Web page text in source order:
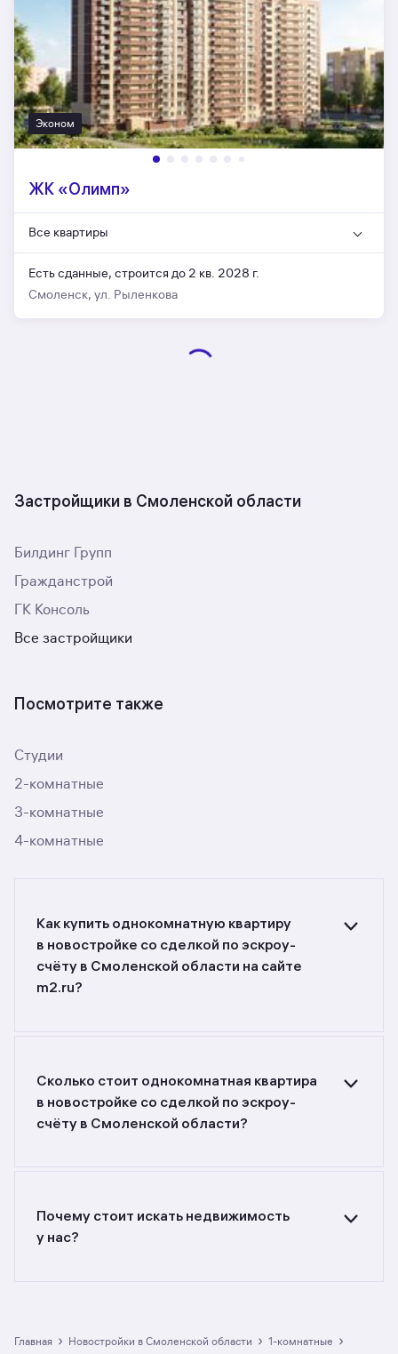
Эконом
ЖК «Олимп»
Все квартиры
Есть сданные, строится до 2 кв. 2028 г.
Смоленск, ул. Рыленкова
Застройщики в Смоленской области
Билдинг Групп
Гражданстрой
ГК Консоль
Все застройщики
Посмотрите также
Студии
2-комнатные
3-комнатные
4-комнатные
Как купить однокомнатную квартиру
в новостройке со сделкой по эскроу-
счёту в Смоленской области на сайте
m2.ru?
фильтрами или поиском в разделе.
Сколько стоит однокомнатная квартира
в новостройке со сделкой по эскроу-
счёту в Смоленской области?
Площадь составляет от 53 до 53 кв. м., цена
квадратного метра — от 116 000
до 116 000 руб.
Почему стоит искать недвижимость
у нас?
в Смоленской области: в разделе размещено
Главная › Новостройки в Смоленской области › 1-комнатные ›